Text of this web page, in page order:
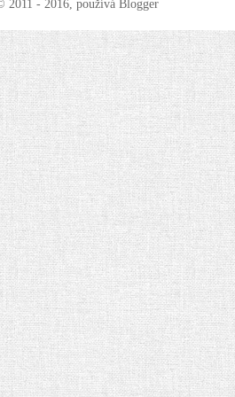
2011 - 2016, používá Blogger